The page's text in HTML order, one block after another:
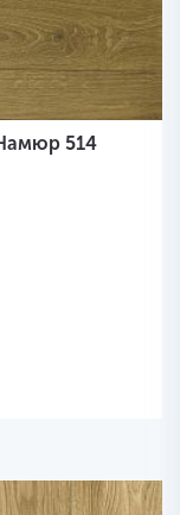
514